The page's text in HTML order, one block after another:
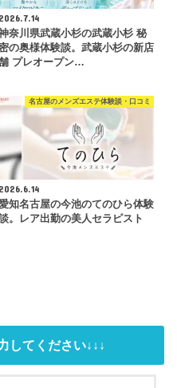
2026.7.14
奈川県武蔵小杉の武蔵小杉 秘
の奥様体験談。武蔵小杉の新店
プレオープン…
名古屋のメンズエステ体験談・口コミ
2026.6.14
知名古屋の今池のてのひら体験
。レア出勤の美人セラピスト
してください↓↓↓